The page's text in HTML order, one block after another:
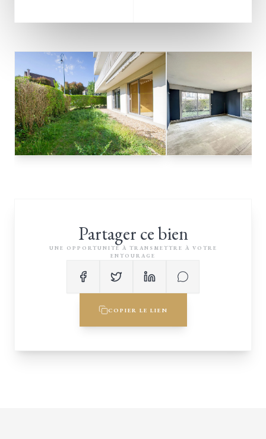
Partager ce bien
UNE OPPORTUNITÉ À TRANSMETTRE À VOTRE
ENTOURAGE
COPIER LE LIEN